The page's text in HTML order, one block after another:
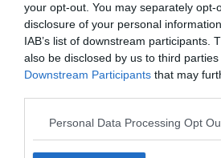
your opt-out. You may separately opt-
disclosure of your personal
IAB’s list of downstream participants.
also be disclosed by us to third
Downstream Participants that may
Personal Data Processing Opt